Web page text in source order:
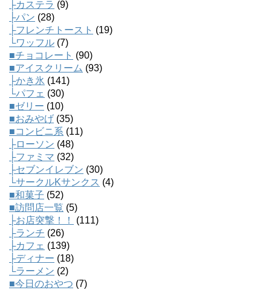
├カステラ (9)
├パン (28)
├フレンチトースト (19)
└ワッフル (7)
■チョコレート (90)
■アイスクリーム (93)
├かき氷 (141)
└パフェ (30)
■ゼリー (10)
■おみやげ (35)
■コンビニ系 (11)
├ローソン (48)
├ファミマ (32)
├セブンイレブン (30)
└サークルKサンクス (4)
■和菓子 (52)
■訪問店一覧 (5)
├お店突撃！！
(111)
├ランチ (26)
├カフェ (139)
├ディナー (18)
└ラーメン (2)
■今日のおやつ (7)